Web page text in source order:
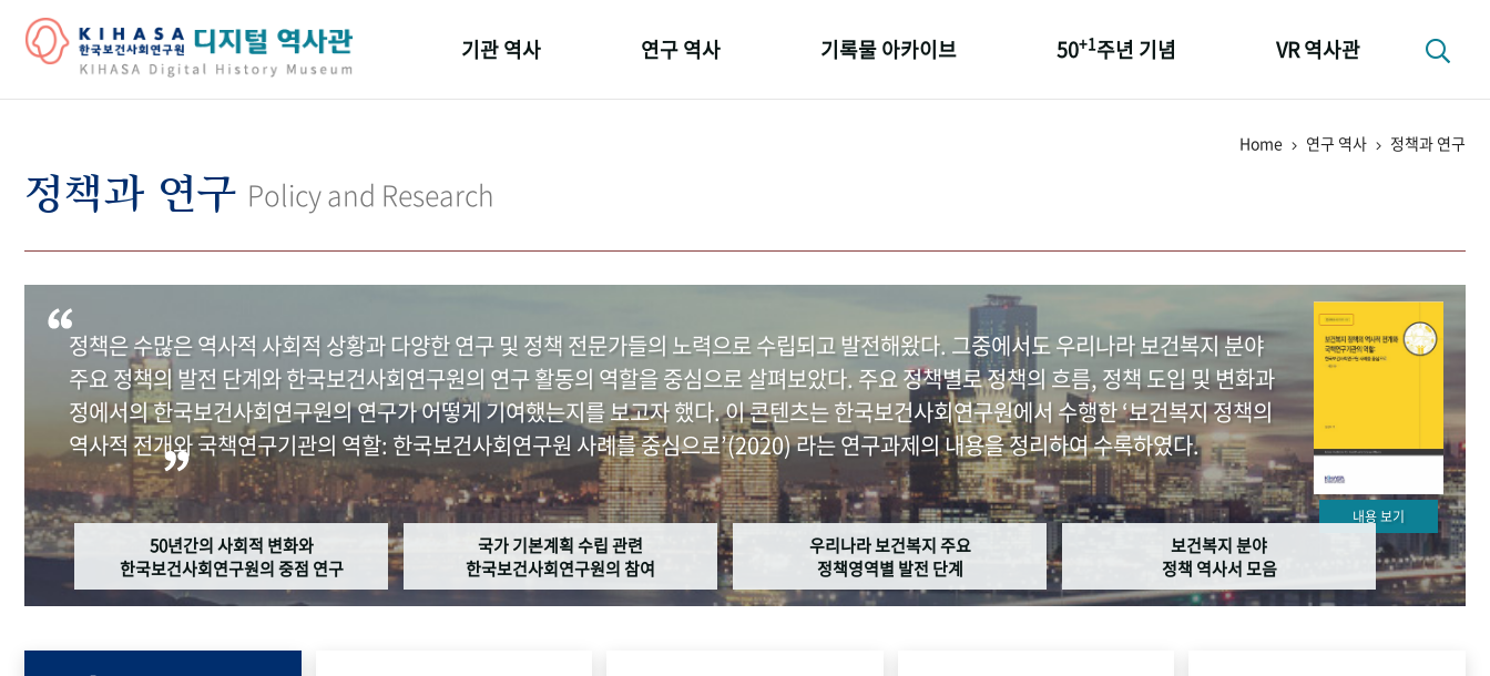
기관 역사
기관 변천사
연구 역사 기록물 아카이브 50+1주년 기념 VR 역사관
Home 연구 역사 정책과 연구
정책과 연구 Policy and Research
정책은 수많은 역사적 사회적 상황과 다양한 연구 및 정책 전문가들의 노력으로 수립되고 발전해왔다. 그중에서도 우리나라 보건복지 분야
주요 정책의 발전 단계와 한국보건사회연구원의 연구 활동의 역할을 중심으로 살펴보았다. 주요 정책별로 정책의 흐름, 정책 도입 및 변화과
정에서의 한국보건사회연구원의 연구가 어떻게 기여했는지를 보고자 했다. 이 콘텐츠는 한국보건사회연구원에서 수행한 ‘보건복지 정책의
역사적 전개와 국책연구기관의 역할: 한국보건사회연구원 사례를 중심으로’(2020) 라는 연구과제의 내용을 정리하여 수록하였다.
내용 보기
50년간의 사회적 변화와
한국보건사회연구원의 중점 연구
국가 기본계획 수립 관련
한국보건사회연구원의 참여
우리나라 보건복지 주요
정책영역별 발전 단계
보건복지 분야
정책 역사서 모음